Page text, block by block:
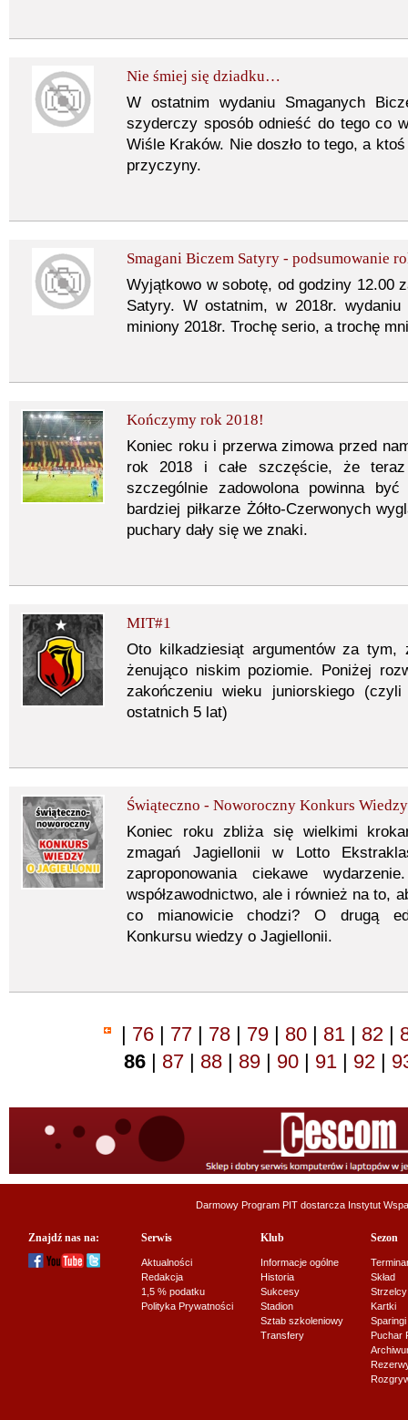
Nie śmiej się dziadku…
W ostatnim wydaniu Smaganych
szyderczy sposób odnieść do tego co
Wiśle Kraków. Nie doszło to tego, a
przyczyny.
Smagani Biczem Satyry - podsumowanie
Wyjątkowo w sobotę, od godziny 12.00
Satyry. W ostatnim, w 2018r. wydaniu
miniony 2018r. Trochę serio, a trochę
Kończymy rok 2018!
Koniec roku i przerwa zimowa przed
rok 2018 i całe szczęście, że
szczególnie zadowolona powinna
bardziej piłkarze Żółto-Czerwonych
puchary dały się we znaki.
MIT#1
Oto kilkadziesiąt argumentów za
żenująco niskim poziomie. Poniżej
zakończeniu wieku juniorskiego
ostatnich 5 lat)
Świąteczno - Noworoczny Konkurs
Koniec roku zbliża się wielkimi
zmagań Jagiellonii w Lotto
zaproponowania ciekawe
współzawodnictwo, ale i również na to,
co mianowicie chodzi? O drugą
Konkursu wiedzy o Jagiellonii.
| 76 | 77 | 78 | 79 | 80 | 81 | 82 |
86 | 87 | 88 | 89 | 90 | 91 | 92 |
Darmowy Program PIT dostarcza Instytut
Znajdź nas na: Serwis
Aktualności
Redakcja
1,5 % podatku
Polityka Prywatności
Klub
Informacje ogólne
Historia
Sukcesy
Stadion
Sztab szkoleniowy
Transfery
Sezon
Skład
Strzelcy
Kartki
Sparingi
Puchar